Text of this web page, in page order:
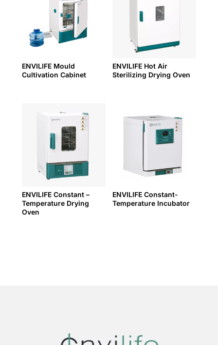
ENVILIFE Mould
Cultivation Cabinet
ENVILIFE Hot Air
Sterilizing Drying Oven
ENVILIFE Constant –
Temperature Drying
Oven
ENVILIFE Constant-
Temperature Incubator